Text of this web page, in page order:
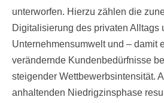
unterworfen. Hierzu zählen die
Digitalisierung des privaten Alltags
Unternehmensumwelt und – damit
verändernde Kundenbedürfnisse
steigender Wettbewerbsintensität.
anhaltenden Niedrigzinsphase